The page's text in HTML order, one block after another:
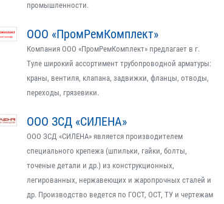
промышленности.
ООО «ПромРемКомплект»
Компания ООО «ПромРемКомплект» предлагает в г.
Туле широкий ассортимент трубопроводной арматуры:
краны, вентиля, клапана, задвижки, фланцы, отводы,
переходы, грязевики.
ООО ЗСД «СИЛЕНА»
ООО ЗСД «СИЛЕНА» является производителем
специального крепежа (шпильки, гайки, болты,
точеные детали и др.) из конструкционных,
легированных, нержавеющих и жаропрочных сталей и
др. Производство ведется по ГОСТ, ОСТ, ТУ и чертежам